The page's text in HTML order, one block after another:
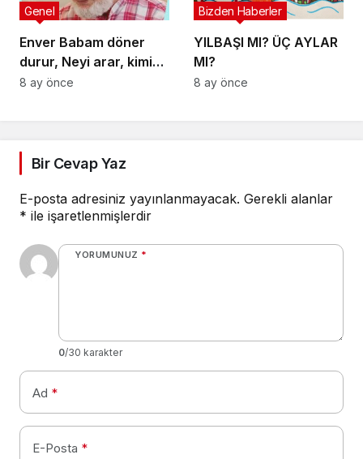
Enver Babam döner
durur, Neyi arar, kimi
bulur, Onun yolu Hak
Genel
8 ay önce
YILBAŞI MI? ÜÇ AYLAR
MI?
Bizden Haberler
8 ay önce
Bir Cevap Yaz
E-posta adresiniz yayınlanmayacak. Gerekli alanlar
* ile işaretlenmişlerdir
YORUMUNUZ *
0/30 karakter
Ad *
E-Posta *